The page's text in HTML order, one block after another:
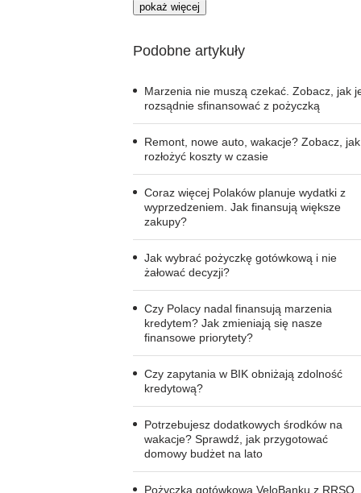
pokaż więcej
Podobne artykuły
Marzenia nie muszą czekać. Zobacz, jak
rozsądnie sfinansować z pożyczką
Remont, nowe auto, wakacje? Zobacz, jak
rozłożyć koszty w czasie
Coraz więcej Polaków planuje wydatki z
wyprzedzeniem. Jak finansują większe
zakupy?
Jak wybrać pożyczkę gotówkową i nie
żałować decyzji?
Czy Polacy nadal finansują marzenia
kredytem? Jak zmieniają się nasze
finansowe priorytety?
Czy zapytania w BIK obniżają zdolność
kredytową?
Potrzebujesz dodatkowych środków na
wakacje? Sprawdź, jak przygotować
domowy budżet na lato
Pożyczka gotówkowa VeloBanku z RRSO